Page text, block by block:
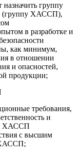
группу
(группу ХАССП),
в разработке и
как минимум,
в отношении
и опасностей,
продукции;
требования,
и
ХАССП
с высшим
ХАССП;